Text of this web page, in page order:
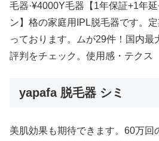
毛器·¥4000Y毛器【1年保証+1年
ン】格の家庭用IPL脱毛器です。
っております。ムが29件！国内最
評判をチェック。使用感・テクス
yapafa 脱毛器 シミ
美肌効果も期待できます。60万回